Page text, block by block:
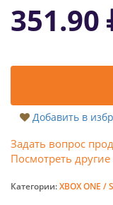
351.90
Добавить в
Задать вопрос
Посмотреть
Категории:XBOX ONE /